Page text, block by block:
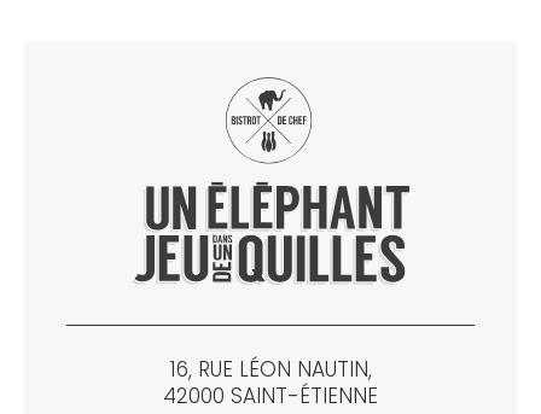
16, RUE LÉON NAUTIN,
42000 SAINT-ÉTIENNE